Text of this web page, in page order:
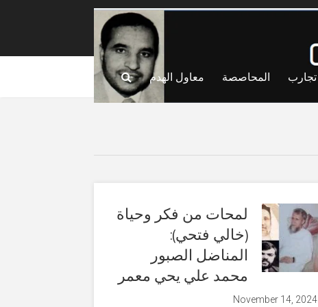
تجارب المحاصصة معاول الهدم
لمحات من فكر وحياة
(خالي فتحي):
المناضل الصبور
محمد علي يحي معمر
November 14, 2024